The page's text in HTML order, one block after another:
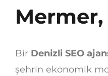
Bir Denizli SEO
şehrin ekonomik